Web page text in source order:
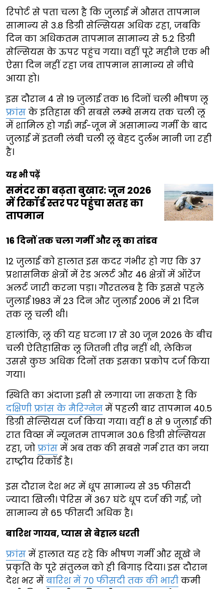
रिपोर्ट से पता चला है कि जुलाई में औसत तापमान
सामान्य से 3.8 डिग्री सेल्सियस अधिक रहा, जबकि
दिन का अधिकतम तापमान सामान्य से 5.2 डिग्री
सेल्सियस के ऊपर पहुंच गया। वहीं पूरे महीने एक भी
ऐसा दिन नहीं रहा जब तापमान सामान्य से नीचे
आया हो।
इस दौरान 4 से 19 जुलाई तक 16 दिनों चली भीषण लू
फ्रांस के इतिहास की सबसे लम्बे समय तक चली लू
में शामिल हो गई। मई-जून में असामान्य गर्मी के बाद
जुलाई में इतनी लंबी चली लू बेहद दुर्लभ मानी जा रही
है।
यह भी पढ़ें
समंदर का बढ़ता बुखार: जून 2026
में रिकॉर्ड स्तर पर पहुंचा सतह का
तापमान
16 दिनों तक चला गर्मी और लू का तांडव
12 जुलाई को हालात इस कदर गंभीर हो गए कि 37
प्रशासनिक क्षेत्रों में रेड अलर्ट और 46 क्षेत्रों में ऑरेंज
अलर्ट जारी करना पड़ा। गौरतलब है कि इससे पहले
जुलाई 1983 में 23 दिन और जुलाई 2006 में 21 दिन
तक लू चली थी।
हालांकि, लू की यह घटना 17 से 30 जून 2026 के बीच
चली ऐतिहासिक लू जितनी तीव्र नहीं थी, लेकिन
उससे कुछ अधिक दिनों तक इसका प्रकोप दर्ज किया
गया।
स्थिति का अंदाजा इसी से लगाया जा सकता है कि
दक्षिणी फ्रांस के मैरिग्नेन में पहली बार तापमान 40.5
डिग्री सेल्सियस दर्ज किया गया। वहीं 8 से 9 जुलाई की
रात विव्स में न्यूनतम तापमान 30.6 डिग्री सेल्सियस
रहा, जो फ्रांस में अब तक की सबसे गर्म रात का नया
राष्ट्रीय रिकॉर्ड है।
इस दौरान देश भर में धूप सामान्य से 35 फीसदी
ज्यादा खिली। पेरिस में 367 घंटे धूप दर्ज की गई, जो
सामान्य से 65 फीसदी अधिक है।
बारिश गायब, प्यास से बेहाल धरती
फ्रांस में हालात यह रहे कि भीषण गर्मी और सूखे ने
प्रकृति के पूरे संतुलन को ही बिगाड़ दिया। इस दौरान
देश भर में बारिश में 70 फीसदी तक की भारी कमी